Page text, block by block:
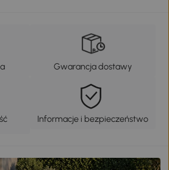
Gwarancja dostawy
Informacje i bezpieczeństwo